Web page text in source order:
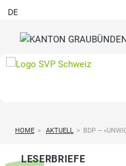
DE
HOME > AKTUELL > BDP –
LESERBRIEFE